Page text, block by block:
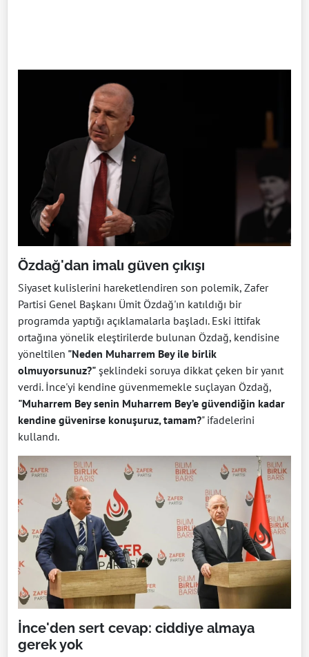
Özdağ'dan imalı güven çıkışı
Siyaset kulislerini hareketlendiren son polemik, Zafer
Partisi Genel Başkanı Ümit Özdağ'ın katıldığı bir
programda yaptığı açıklamalarla başladı. Eski ittifak
ortağına yönelik eleştirilerde bulunan Özdağ, kendisine
yöneltilen "Neden Muharrem Bey ile birlik
olmuyorsunuz?" şeklindeki soruya dikkat çeken bir yanıt
verdi. İnce'yi kendine güvenmemekle suçlayan Özdağ,
"Muharrem Bey senin Muharrem Bey’e güvendiğin kadar
kendine güvenirse konuşuruz, tamam?" ifadelerini
kullandı.
İnce'den sert cevap: ciddiye almaya
gerek yok